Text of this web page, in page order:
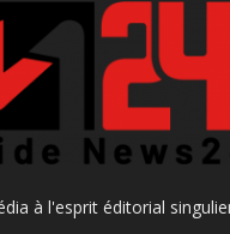
à l'esprit éditorial